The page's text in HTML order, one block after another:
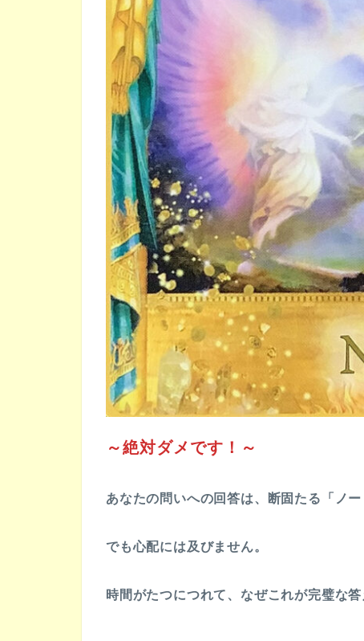
～絶対ダメです！～
あなたの問いへの回答は、断固たる「ノー
でも心配には及びません。
時間がたつにつれて、なぜこれが完璧な